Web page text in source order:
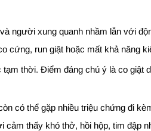
người xung quanh nhầm lẫn với
run giật hoặc mất khả năng
thời. Điểm đáng chú ý là co giật
có thể gặp nhiều triệu chứng đi
thấy khó thở, hồi hộp, tim đập